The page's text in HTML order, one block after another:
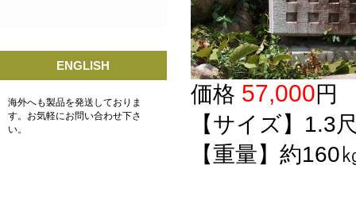
ENGLISH
海外へも製品を発送しておりま
す。お気軽にお問い合わせ下さ
い。
価格 57,000
【サイズ】
【重量】約160